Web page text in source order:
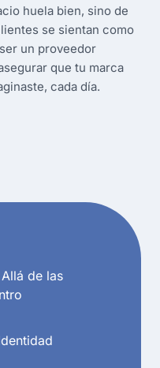
huela bien, sino de
se sientan como
un proveedor
que tu marca
cada día.
de las